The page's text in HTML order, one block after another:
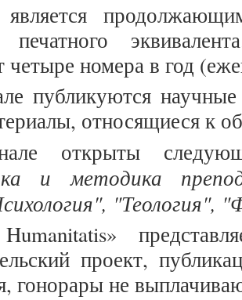
четыре номера в год
публикуются
относящиеся к
открыты
и методика
"Теология",
проект,
гонорары не